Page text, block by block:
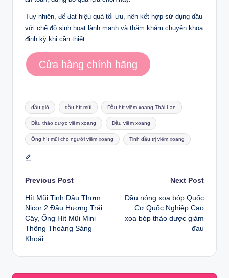
Tuy nhiên, để đạt hiệu quả tối ưu, nên kết hợp sử dụng dầu
với chế độ sinh hoạt lành mạnh và thăm khám chuyên khoa
định kỳ khi cần thiết.
Cửa hàng chính hãng
Tags:
dầu gió dầu hít mũi Dầu hít viêm xoang Thái Lan
Dầu thảo dược viêm xoang Dầu viêm xoang
Ống hít mũi cho người viêm xoang Tinh dầu trị viêm xoang
Post
navigation
Previous Post
Hít Mũi Tinh Dầu Thơm
Nicor 2 Đầu Hương Trái
Cây, Ống Hít Mũi Mini
Thông Thoáng Sảng
Khoái
Next Post
Dầu nóng xoa bóp Quốc
Cơ Quốc Nghiệp Cao
xoa bóp thảo dược giảm
đau